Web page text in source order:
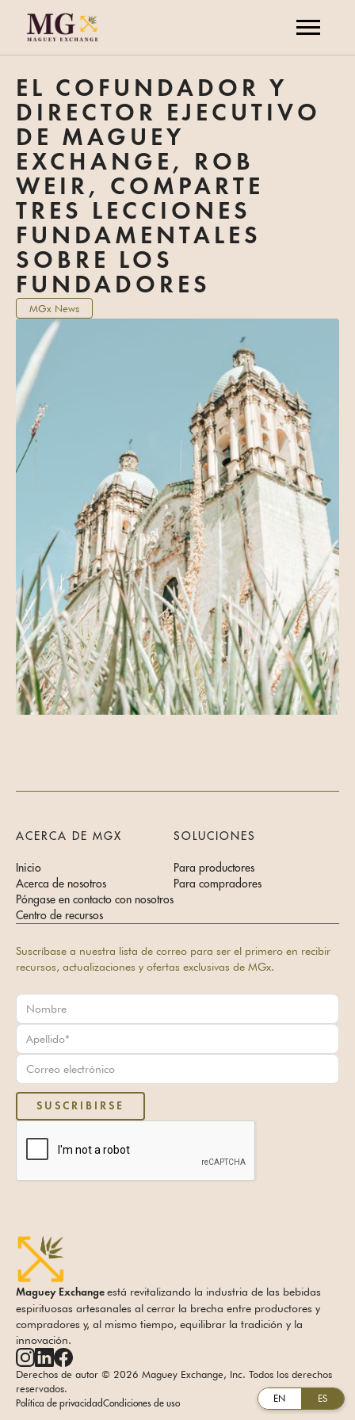
EN ES
EL COFUNDADOR Y
DIRECTOR EJECUTIVO
DE MAGUEY
EXCHANGE, ROB
WEIR, COMPARTE
TRES LECCIONES
FUNDAMENTALES
SOBRE LOS
FUNDADORES
MGx News
Maguey Exchange está revitalizando la industria de las bebidas
espirituosas artesanales al cerrar la brecha entre productores y
compradores y, al mismo tiempo, equilibrar la tradición y la
innovación.
Derechos de autor © 2026 Maguey Exchange, Inc. Todos los derechos
reservados.
Política de privacidadCondiciones de uso
ACERCA DE MGX
Inicio
Acerca de nosotros
Póngase en contacto con nosotros
Centro de recursos
SOLUCIONES
Para productores
Para compradores
Suscríbase a nuestra lista de correo para ser el primero en recibir
recursos, actualizaciones y ofertas exclusivas de MGx.